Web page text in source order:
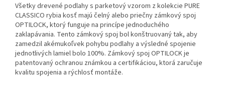
Všetky drevené podlahy s parketový vzorom z kolekcie PURE
CLASSICO rybia kosť majú čelný alebo priečny zámkový spoj
OPTILOCK, ktorý funguje na princípe jednoduchého
zaklapávania. Tento zámkový spoj bol konštruovaný tak, aby
zamedzil akémukoľvek pohybu podlahy a výsledné spojenie
jednotlivých lamiel bolo 100%. Zámkový spoj OPTILOCK je
patentovaný ochranou známkou a certifikáciou, ktorá zaručuje
kvalitu spojenia a rýchlosť montáže.